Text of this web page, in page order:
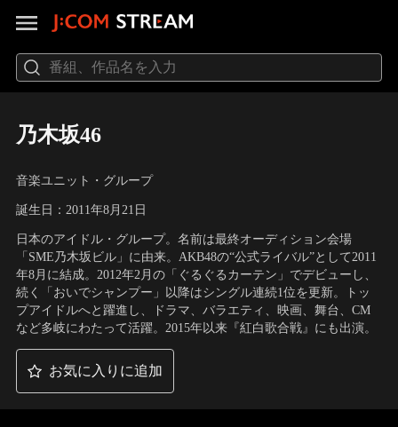
乃木坂46
音楽ユニット・グループ
誕生日：2011年8月21日
日本のアイドル・グループ。名前は最終オーディション会場
「SME乃木坂ビル」に由来。AKB48の“公式ライバル”として2011
年8月に結成。2012年2月の「ぐるぐるカーテン」でデビューし、
続く「おいでシャンプー」以降はシングル連続1位を更新。トッ
プアイドルへと躍進し、ドラマ、バラエティ、映画、舞台、CM
など多岐にわたって活躍。2015年以来『紅白歌合戦』にも出演。
お気に入りに追加